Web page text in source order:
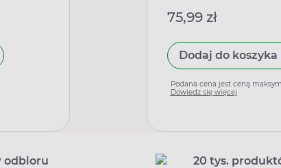
75,99 zł
Dodaj do koszyka
Podana cena jest ceną
Dowiedz się więcej
odbioru 20 tys.